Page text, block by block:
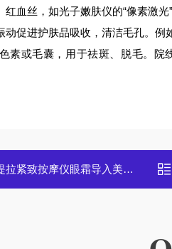
血丝，如光子嫩肤仪的“像素激光”
促进护肤品吸收，清洁毛孔。例
素或毛囊，用于祛斑、脱毛。院
紧致按摩仪眼霜导入美容仪